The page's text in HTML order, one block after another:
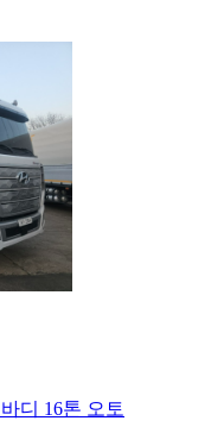
디 16톤 오토